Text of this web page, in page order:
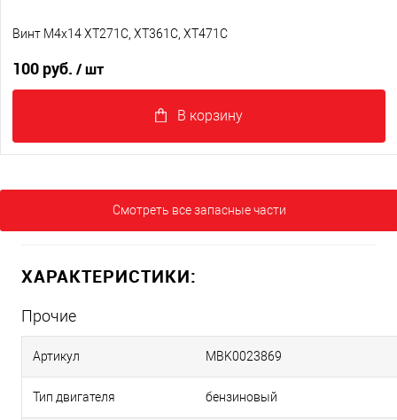
Винт M4x14 XT271C, XT361C, XT471C
100 руб. / шт
В корзину
Смотреть все запасные части
ХАРАКТЕРИСТИКИ:
Прочие
Артикул MBK0023869
Тип двигателя бензиновый